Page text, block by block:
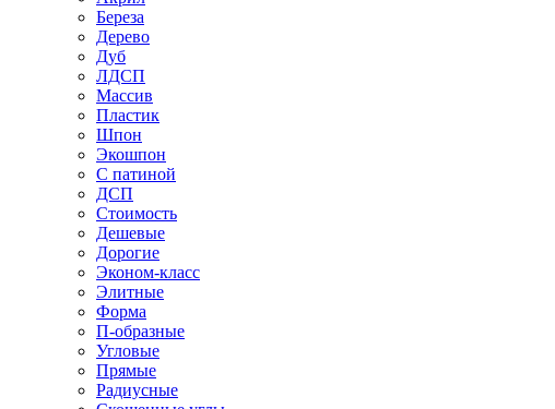
Береза
Дерево
Дуб
ЛДСП
Массив
Пластик
Шпон
Экошпон
С патиной
ДСП
Стоимость
Дешевые
Дорогие
Эконом-класс
Элитные
Форма
П-образные
Угловые
Прямые
Радиусные